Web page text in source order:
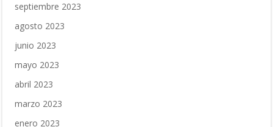
septiembre 2023
agosto 2023
junio 2023
mayo 2023
abril 2023
marzo 2023
enero 2023